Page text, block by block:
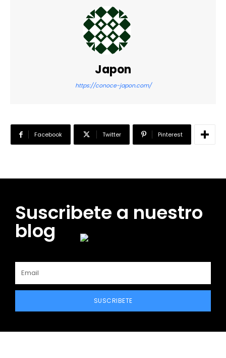
Japon
https://conoce-japon.com/
Facebook Twitter Pinterest
Suscribete a nuestro
blog
SUSCRIBETE